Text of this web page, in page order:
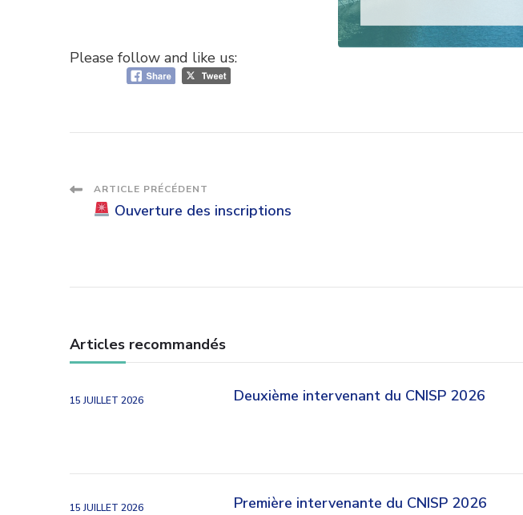
Please follow and like us:
Navigation
articles
ARTICLE PRÉCÉDENT
Ouverture des inscriptions
Articles recommandés
15 JUILLET 2026 Deuxième intervenant du CNISP 2026
15 JUILLET 2026 Première intervenante du CNISP 2026